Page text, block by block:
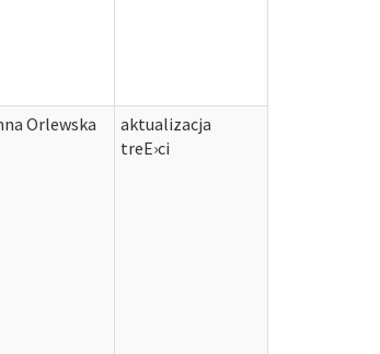
Orlewska
aktualizacja
treЕ›ci